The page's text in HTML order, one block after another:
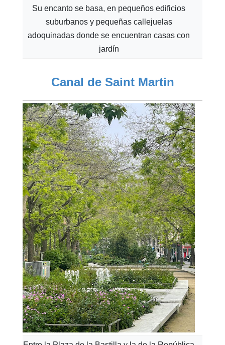
Su encanto se basa, en pequeños edificios
suburbanos y pequeñas callejuelas
adoquinadas donde se encuentran casas con
jardín
Canal de Saint Martin